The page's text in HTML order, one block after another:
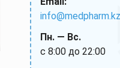
info@medpharm.kz
Пн. — Вс.
с 8:00 до 22:00